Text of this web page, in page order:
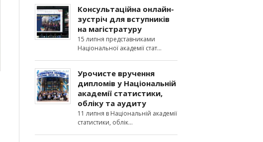
Консультаційна онлайн-
зустріч для вступників
на магістратуру
15 липня представниками
Національної академії стат
Урочисте вручення
дипломів у Національній
академії статистики,
обліку та аудиту
11 липня в Національній академії
статистики, облік